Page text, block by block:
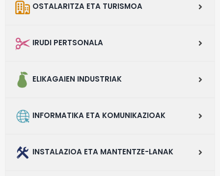
OSTALARITZA ETA TURISMOA
IRUDI PERTSONALA
ELIKAGAIEN INDUSTRIAK
INFORMATIKA ETA KOMUNIKAZIOAK
INSTALAZIOA ETA MANTENTZE-LANAK